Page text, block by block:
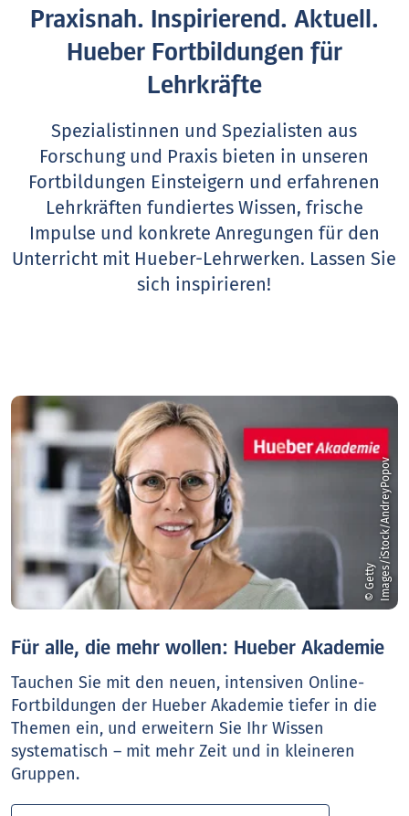
Praxisnah. Inspirierend. Aktuell.
Hueber Fortbildungen für
Lehrkräfte
Spezialistinnen und Spezialisten aus
Forschung und Praxis bieten in unseren
Fortbildungen Einsteigern und erfahrenen
Lehrkräften fundiertes Wissen, frische
Impulse und konkrete Anregungen für den
Unterricht mit Hueber-Lehrwerken. Lassen Sie
sich inspirieren!
©
G
e
t
t
y
I
m
a
g
e
s
/
i
S
t
o
c
k
/
A
n
d
r
e
y
P
o
p
ov
Für alle, die mehr wollen: Hueber Akademie
Tauchen Sie mit den neuen, intensiven Online-
Fortbildungen der Hueber Akademie tiefer in die
Themen ein, und erweitern Sie Ihr Wissen
systematisch – mit mehr Zeit und in kleineren
Gruppen.